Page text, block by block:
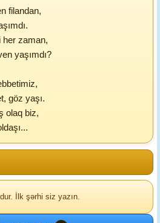
filandan,
her zaman,
yaşımdı?
göz yaşı.
olaq biz,
İlk şərhi siz yazın.